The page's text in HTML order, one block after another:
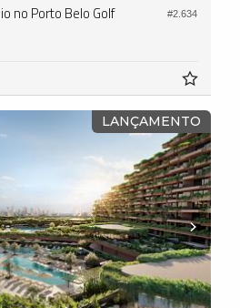
#2.634
no Porto Belo Golf
LANÇAMENTO